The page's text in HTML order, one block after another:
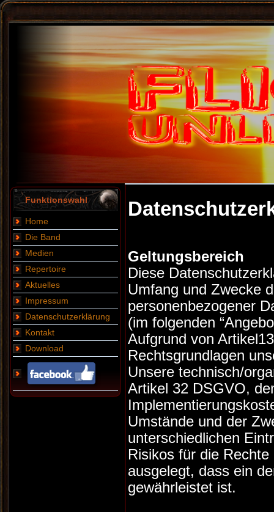
Funktionswahl
Home
Die Band
Medien
Repertoire
Aktuelles
Impressum
Datenschutzerklärung
Kontakt
Download
Geltungsbereich
Diese
Umfang und Zwecke
personenbezogener
(im folgenden
Aufgrund von
Rechtsgrundlagen
Unsere technisch/
Artikel 32 DSGVO,
Umstände und der
unterschiedlichen
Risikos für die
ausgelegt, dass ein
gewährleistet ist.